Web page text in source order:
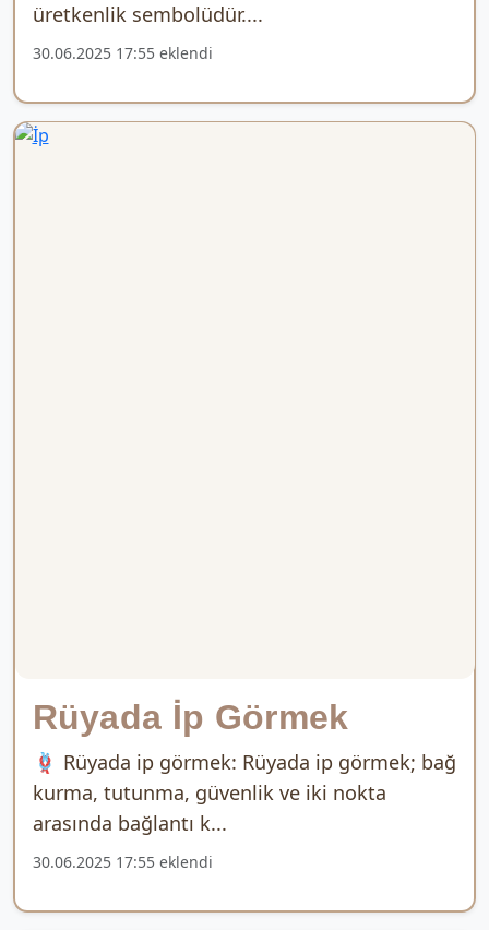
üretkenlik sembolüdür....
30.06.2025 17:55 eklendi
Rüyada İp Görmek
🪢 Rüyada ip görmek: Rüyada ip görmek; bağ
kurma, tutunma, güvenlik ve iki nokta
arasında bağlantı k...
30.06.2025 17:55 eklendi